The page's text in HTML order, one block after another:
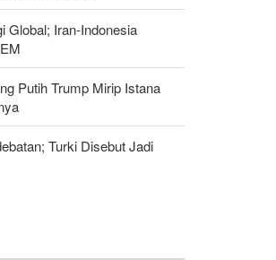
Global; Iran-Indonesia
Putih Trump Mirip Istana
Turki Disebut Jadi